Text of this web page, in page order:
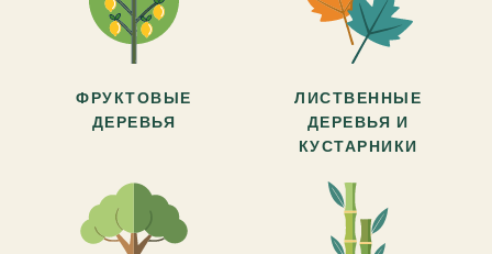
ФРУКТОВЫЕ
ДЕРЕВЬЯ
ЛИСТВЕННЫЕ
ДЕРЕВЬЯ И
КУСТАРНИКИ